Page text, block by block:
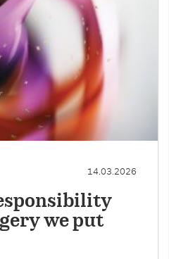
14.03.2026
we put